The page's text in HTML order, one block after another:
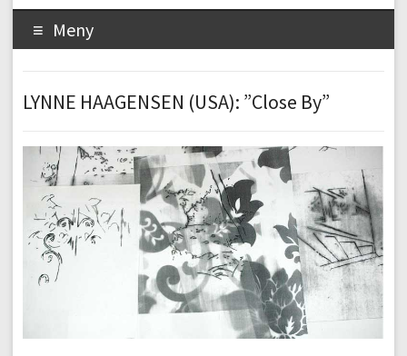
Meny
LYNNE HAAGENSEN (USA): ”Close By”